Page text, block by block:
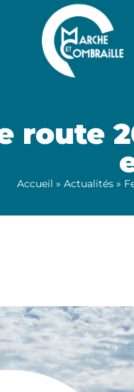
route
Accueil » Actualités»